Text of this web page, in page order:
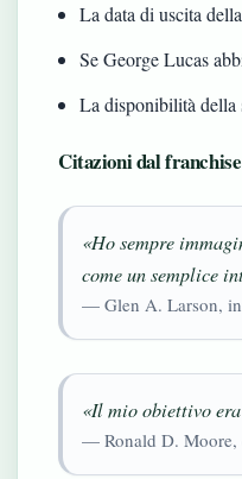
La data di uscita
Se George Lucas
La disponibilità
Citazioni dal franchise
«Ho sempre
come un semplice
— Glen A. Larson,
«Il mio obiettivo era
— Ronald D. Moore,